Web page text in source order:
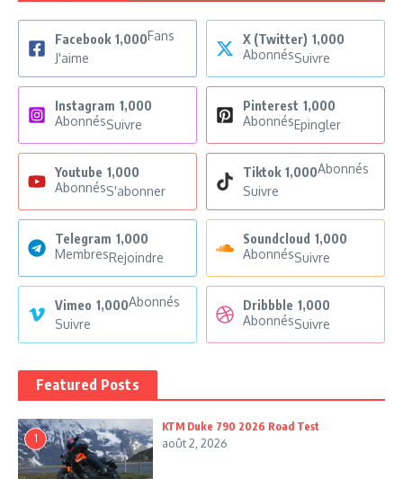
Facebook 1,000Fans
J'aime
X (Twitter) 1,000
AbonnésSuivre
Instagram 1,000
AbonnésSuivre
Pinterest 1,000
AbonnésEpingler
Youtube 1,000
AbonnésS'abonner
Tiktok 1,000Abonnés
Suivre
Telegram 1,000
MembresRejoindre
Soundcloud 1,000
AbonnésSuivre
Vimeo 1,000Abonnés
Suivre
Dribbble 1,000
AbonnésSuivre
Featured Posts
1
KTM Duke 790 2026 Road Test
août 2, 2026